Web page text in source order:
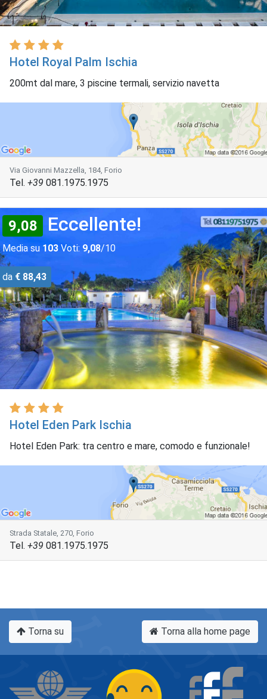
Hotel Royal Palm Ischia
200mt dal mare, 3 piscine termali, servizio navetta
Via Giovanni Mazzella, 184, Forio
Tel. +39 081.1975.1975
9,08 Eccellente!
Media su 103 Voti: 9,08/10
da € 88,43
Hotel Eden Park Ischia
Hotel Eden Park: tra centro e mare, comodo e funzionale!
Strada Statale, 270, Forio
Tel. +39 081.1975.1975
Torna su Torna alla home page